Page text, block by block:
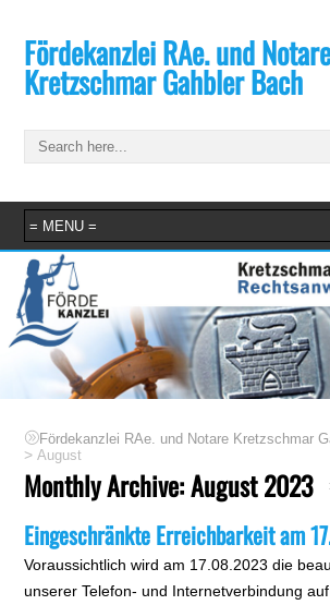
Fördekanzlei RAe. und
Kretzschmar Gahbler Bach
Fördekanzlei RAe. und Notare Kretzschmar
>August
Monthly Archive:August 2023
Eingeschränkte Erreichbarkeit am
Voraussichtlich wird am 17.08.2023 die
unserer Telefon- und Internetverbindung